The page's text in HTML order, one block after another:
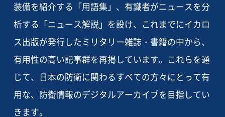
装備を紹介する「用語集」、有識者がニュースを分
析する「ニュース解説」を設け、これまでにイカロ
ス出版が発行したミリタリー雑誌・書籍の中から、
有用性の高い記事群を再掲しています。これらを通
じて、日本の防衛に関わるすべての方々にとって有
用な、防衛情報のデジタルアーカイブを目指してい
きます。